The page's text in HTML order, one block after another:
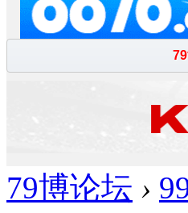
79博论坛 ›